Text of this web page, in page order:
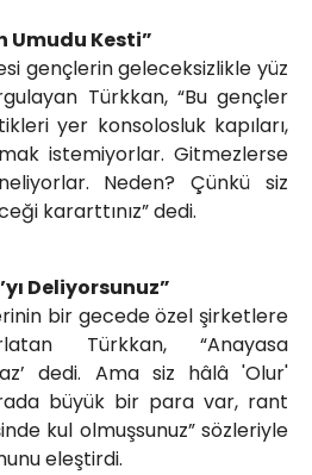
Umudu Kesti”
gençlerin geleceksizlikle yüz
Türkkan, “Bu gençler
yer konsolosluk kapıları,
istemiyorlar. Gitmezlerse
Neden? Çünkü siz
kararttınız” dedi.
Deliyorsunuz”
bir gecede özel şirketlere
Türkkan, “Anayasa
dedi. Ama siz hâlâ 'Olur'
büyük bir para var, rant
kul olmuşsunuz” sözleriyle
eleştirdi.